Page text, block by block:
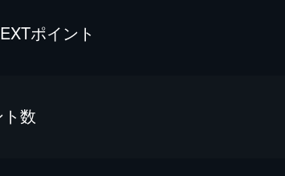
ポイント
数